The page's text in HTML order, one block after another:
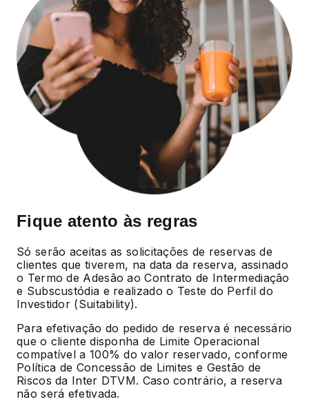
Fique atento às regras
Só serão aceitas as solicitações de reservas de
clientes que tiverem, na data da reserva, assinado
o Termo de Adesão ao Contrato de Intermediação
e Subscustódia e realizado o Teste do Perfil do
Investidor (Suitability).
Para efetivação do pedido de reserva é necessário
que o cliente disponha de Limite Operacional
compatível a 100% do valor reservado, conforme
Política de Concessão de Limites e Gestão de
Riscos da Inter DTVM. Caso contrário, a reserva
não será efetivada.